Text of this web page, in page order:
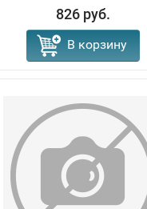
826 руб.
В корзину